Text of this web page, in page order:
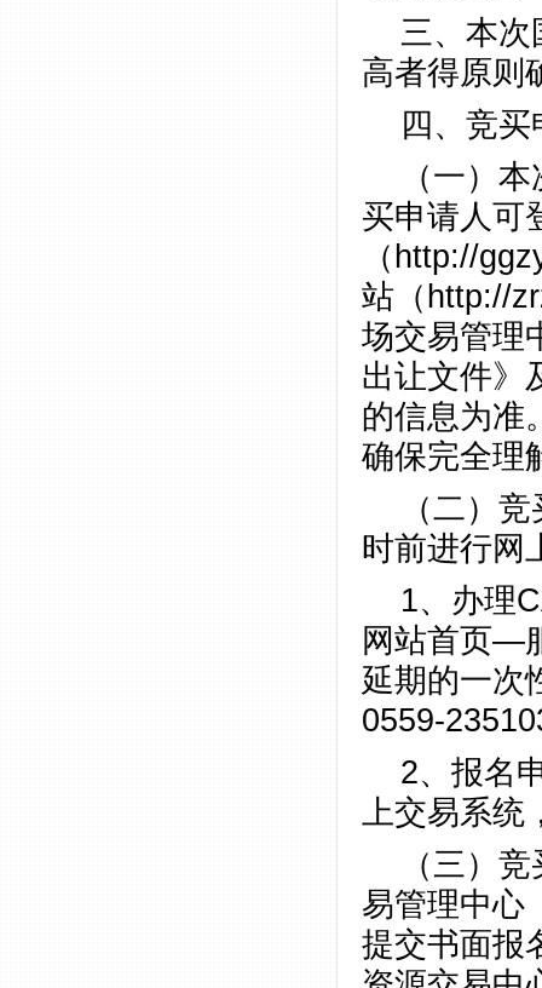
三、本
高者得原则
四、竞买
（一）
买申请人可
（http://
站（http://
场交易管理
出让文件》
的信息为准
确保完全理
（二）
时前进行网
1、办理
网站首页—
延期的一次
0559-
2、报名
上交易系
（三）
易管理中心
提交书面报